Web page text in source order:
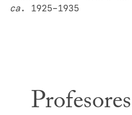
ca. 1925-1935